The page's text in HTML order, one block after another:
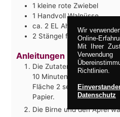
1 kleine rote Zwiebel
1 Handvoll Walnüsse
ca. 2 EL Ahornsirup
2 Stängel frischer
Anleitungen
Die Zutaten für den Teig
10 Minuten ruhen lassen,
Fläche 2 sehr dünne
Papier.
Die Birne und den Apfel
Wir
Online-
Mit Ihrer
Richtlinien.
Datenschutz